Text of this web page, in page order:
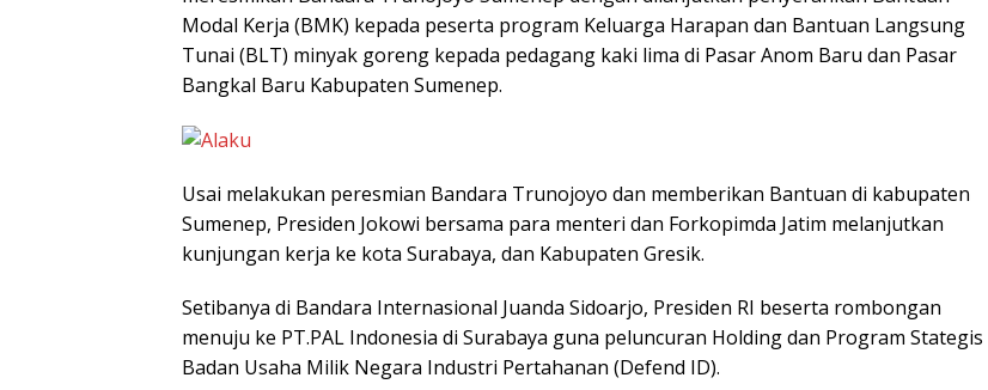
Modal Kerja (BMK) kepada peserta program Keluarga Harapan dan Bantuan Langsung
Tunai (BLT) minyak goreng kepada pedagang kaki lima di Pasar Anom Baru dan Pasar
Bangkal Baru Kabupaten Sumenep.
Usai melakukan peresmian Bandara Trunojoyo dan memberikan Bantuan di kabupaten
Sumenep, Presiden Jokowi bersama para menteri dan Forkopimda Jatim melanjutkan
kunjungan kerja ke kota Surabaya, dan Kabupaten Gresik.
Setibanya di Bandara Internasional Juanda Sidoarjo, Presiden RI beserta rombongan
menuju ke PT.PAL Indonesia di Surabaya guna peluncuran Holding dan Program Stategis
Badan Usaha Milik Negara Industri Pertahanan (Defend ID).